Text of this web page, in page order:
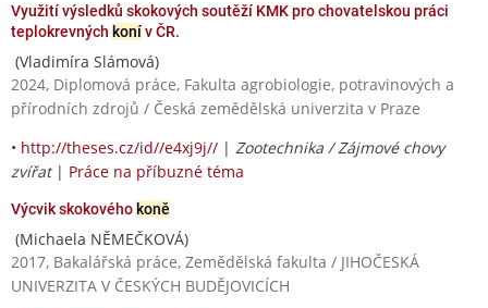
Využití výsledků skokových soutěží KMK pro chovatelskou práci
teplokrevných konív ČR.
(Vladimíra Slámová)
2024, Diplomová práce, Fakulta agrobiologie, potravinových a
přírodních zdrojů / Česká zemědělská univerzita v Praze
• http://theses.cz/id//e4xj9j// | Zootechnika / Zájmové chovy
zvířat| Práce na příbuzné téma
Výcvik skokovéhokoně
(Michaela NĚMEČKOVÁ)
2017, Bakalářská práce, Zemědělská fakulta / JIHOČESKÁ
UNIVERZITA V ČESKÝCH BUDĚJOVICÍCH